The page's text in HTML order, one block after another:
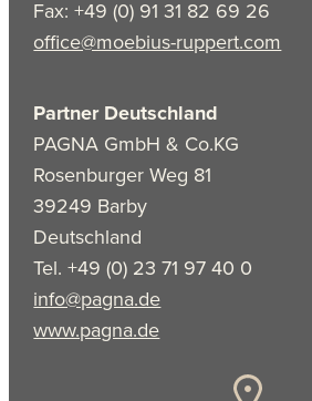
Fax: +49 (0) 91 31 82 69 26
office@moebius-ruppert.com
Partner Deutschland
PAGNA GmbH & Co.KG
Rosenburger Weg 81
39249 Barby
Deutschland
Tel. +49 (0) 23 71 97 40 0
info@pagna.de
www.pagna.de